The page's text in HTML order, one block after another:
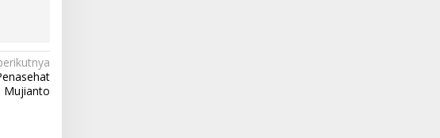
Mujianto